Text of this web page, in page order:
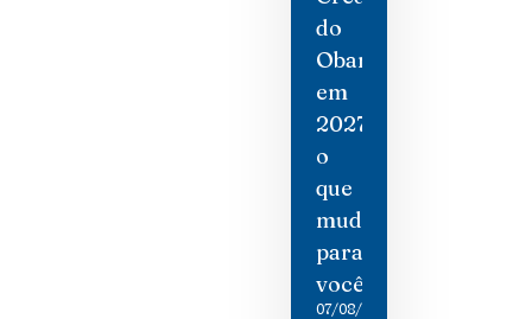
do
Obamacare
em
2027:
o
que
mudou
para
você
07/08/2026